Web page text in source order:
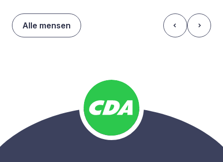
Alle mensen